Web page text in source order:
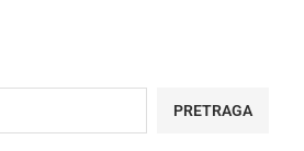
PRETRAGA